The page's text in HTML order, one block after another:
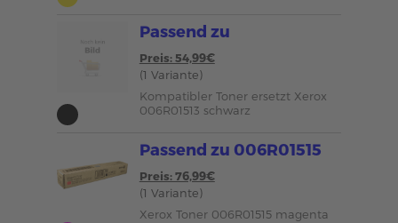
Passend zu
Preis: 54,99€
(1 Variante)
Kompatibler Toner ersetzt Xerox
006R01513 schwarz
Passend zu 006R01515
Preis: 76,99€
(1 Variante)
Xerox Toner 006R01515 magenta